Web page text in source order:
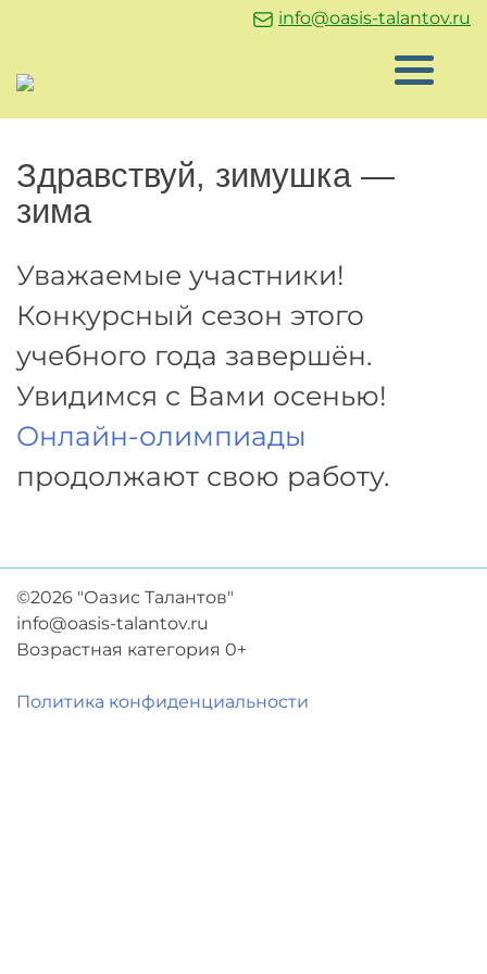
info@oasis-talantov.ru
Здравствуй, зимушка —
зима
Уважаемые участники!
Конкурсный сезон этого
учебного года завершён.
Увидимся с Вами осенью!
Онлайн-олимпиады
продолжают свою работу.
©2026 "Оазис Талантов"
info@oasis-talantov.ru
Возрастная категория 0+
Политика конфиденциальности